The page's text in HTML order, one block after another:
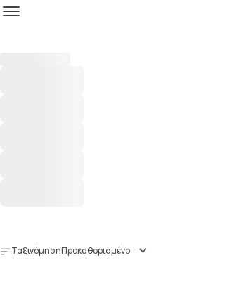
ΤαξινόμησηΠροκαθορισμένο